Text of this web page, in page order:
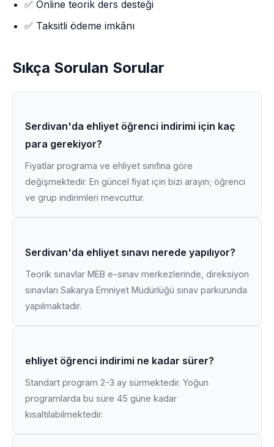
✅ Online teorik ders desteği
✅ Taksitli ödeme imkânı
Sıkça Sorulan Sorular
Serdivan'da ehliyet öğrenci indirimi için kaç
para gerekiyor?
Fiyatlar programa ve ehliyet sınıfına göre
değişmektedir. En güncel fiyat için bizi arayın; öğrenci
ve grup indirimleri mevcuttur.
Serdivan'da ehliyet sınavı nerede yapılıyor?
Teorik sınavlar MEB e-sınav merkezlerinde, direksiyon
sınavları Sakarya Emniyet Müdürlüğü sınav parkurunda
yapılmaktadır.
ehliyet öğrenci indirimi ne kadar sürer?
Standart program 2-3 ay sürmektedir. Yoğun
programlarda bu süre 45 güne kadar
kısaltılabilmektedir.